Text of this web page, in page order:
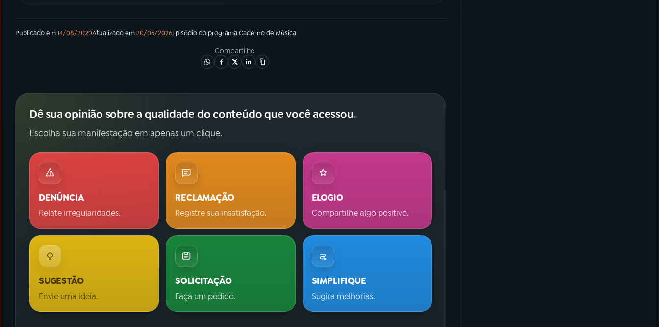
Publicado em14/08/2020Atualizado em20/05/2026Episódiodo programaCaderno de Música
Compartilhe
Dê sua opinião sobre a qualidade do conteúdo que você acessou.
Escolha sua manifestação em apenas um clique.
DENÚNCIA
Relate irregularidades.
RECLAMAÇÃO
Registre sua insatisfação.
ELOGIO
Compartilhe algo positivo.
SUGESTÃO
Envie uma ideia.
SOLICITAÇÃO
Faça um pedido.
SIMPLIFIQUE
Sugira melhorias.